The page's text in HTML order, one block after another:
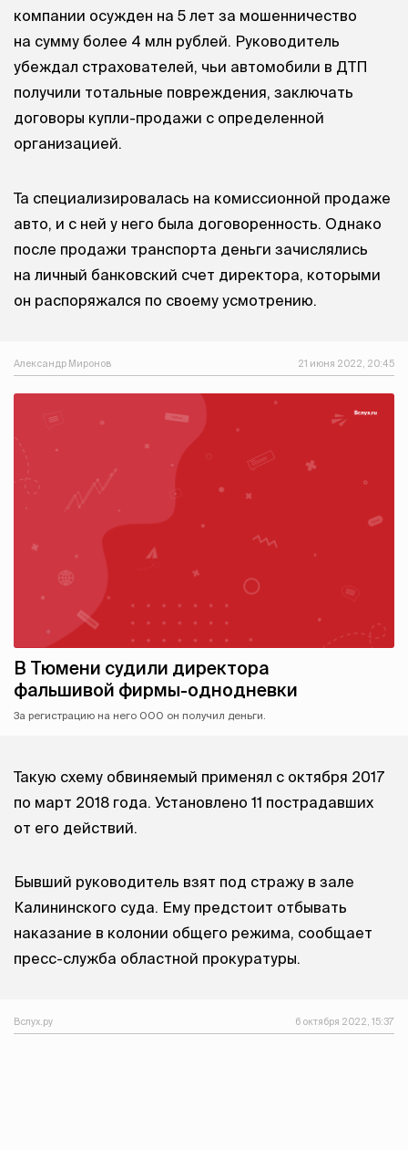
компании осужден на 5 лет за мошенничество
на сумму более 4 млн рублей. Руководитель
убеждал страхователей, чьи автомобили в ДТП
получили тотальные повреждения, заключать
договоры купли-продажи с определенной
организацией.
Та специализировалась на комиссионной продаже
авто, и с ней у него была договоренность. Однако
после продажи транспорта деньги зачислялись
на личный банковский счет директора, которыми
он распоряжался по своему усмотрению.
Александр Миронов 21 июня 2022, 20:45
В Тюмени судили директора
фальшивой фирмы-однодневки
За регистрацию на него ООО он получил деньги.
Такую схему обвиняемый применял с октября 2017
по март 2018 года. Установлено 11 пострадавших
от его действий.
Бывший руководитель взят под стражу в зале
Калининского суда. Ему предстоит отбывать
наказание в колонии общего режима, сообщает
пресс-служба областной прокуратуры.
Вслух.ру 6 октября 2022, 15:37